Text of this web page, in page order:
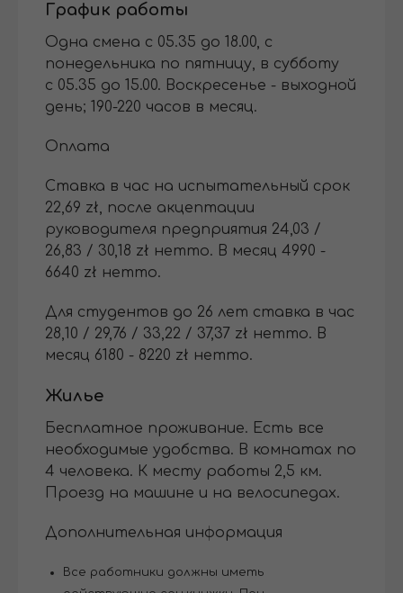
График работы
Одна смена с 05.35 до 18.00, с
понедельника по пятницу, в субботу
с 05.35 до 15.00. Воскресенье - выходной
день; 190-220 часов в месяц.
Оплата
Ставка в час на испытательный срок
22,69 zł, после акцептации
руководителя предприятия 24,03 /
26,83 / 30,18 zł нетто. В месяц 4990 -
6640 zł нетто.
Для студентов до 26 лет ставка в час
28,10 / 29,76 / 33,22 / 37,37 zł нетто. В
месяц 6180 - 8220 zł нетто.
Жилье
Бесплатное проживание. Eсть все
необходимые удобства. В комнатах по
4 человека. К месту работы 2,5 км.
Проезд на машине и на велосипедах.
Дополнительная информация
Все работники должны иметь